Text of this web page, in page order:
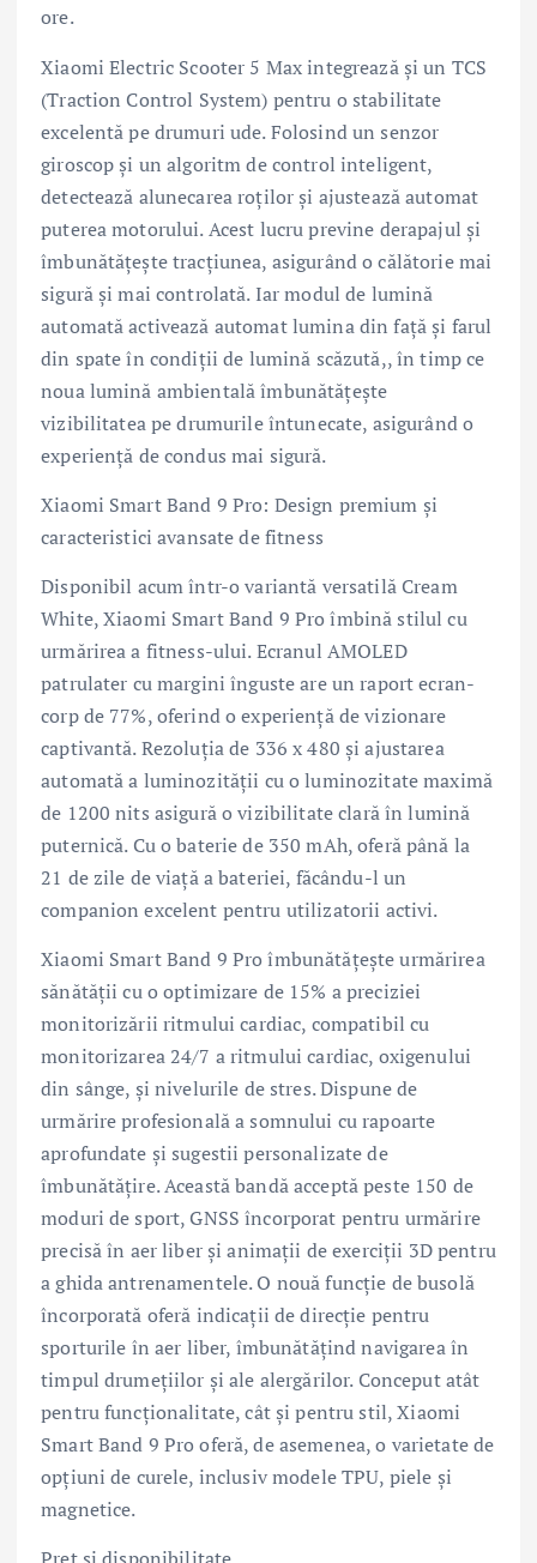
ore.
Xiaomi Electric Scooter 5 Max integrează și un TCS
(Traction Control System) pentru o stabilitate
excelentă pe drumuri ude. Folosind un senzor
giroscop și un algoritm de control inteligent,
detectează alunecarea roților și ajustează automat
puterea motorului. Acest lucru previne derapajul și
îmbunătățește tracțiunea, asigurând o călătorie mai
sigură și mai controlată. Iar modul de lumină
automată activează automat lumina din față și farul
din spate în condiții de lumină scăzută,, în timp ce
noua lumină ambientală îmbunătățește
vizibilitatea pe drumurile întunecate, asigurând o
experiență de condus mai sigură.
Xiaomi Smart Band 9 Pro: Design premium și
caracteristici avansate de fitness
Disponibil acum într-o variantă versatilă Cream
White, Xiaomi Smart Band 9 Pro îmbină stilul cu
urmărirea a fitness-ului. Ecranul AMOLED
patrulater cu margini înguste are un raport ecran-
corp de 77%, oferind o experiență de vizionare
captivantă. Rezoluția de 336 x 480 și ajustarea
automată a luminozității cu o luminozitate maximă
de 1200 nits asigură o vizibilitate clară în lumină
puternică. Cu o baterie de 350 mAh, oferă până la
21 de zile de viață a bateriei, făcându-l un
companion excelent pentru utilizatorii activi.
Xiaomi Smart Band 9 Pro îmbunătățește urmărirea
sănătății cu o optimizare de 15% a preciziei
monitorizării ritmului cardiac, compatibil cu
monitorizarea 24/7 a ritmului cardiac, oxigenului
din sânge, și nivelurile de stres. Dispune de
urmărire profesională a somnului cu rapoarte
aprofundate și sugestii personalizate de
îmbunătățire. Această bandă acceptă peste 150 de
moduri de sport, GNSS încorporat pentru urmărire
precisă în aer liber și animații de exerciții 3D pentru
a ghida antrenamentele. O nouă funcție de busolă
încorporată oferă indicații de direcție pentru
sporturile în aer liber, îmbunătățind navigarea în
timpul drumețiilor și ale alergărilor. Conceput atât
pentru funcționalitate, cât și pentru stil, Xiaomi
Smart Band 9 Pro oferă, de asemenea, o varietate de
opțiuni de curele, inclusiv modele TPU, piele și
magnetice.